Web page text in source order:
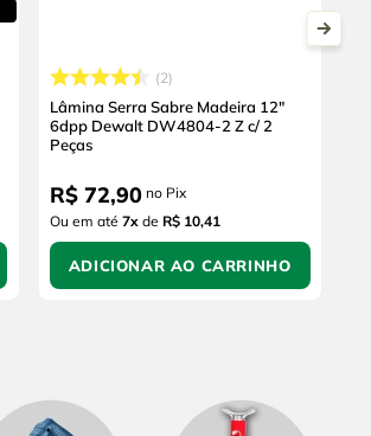
2
Lâmina Serra Sabre Madeira 12"
6dpp Dewalt DW4804-2 Z c/ 2
Peças
R$ 72,90no Pix
Ou em até 7xde R$ 10,41
ADICIONAR AO CARRINHO